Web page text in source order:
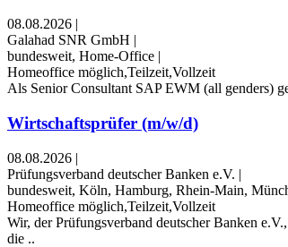
08.08.2026 |
Galahad SNR GmbH |
bundesweit, Home-Office |
Homeoffice möglich,Teilzeit,Vollzeit
Als Senior Consultant SAP EWM (all genders)
Wirtschaftsprüfer (m/w/d)
08.08.2026 |
Prüfungsverband deutscher Banken e.V. |
bundesweit, Köln, Hamburg, Rhein-Main,
Homeoffice möglich,Teilzeit,Vollzeit
Wir, der Prüfungsverband deutscher Banken
die ..